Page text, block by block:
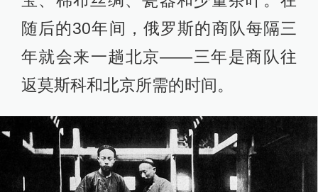
随后的30年间，俄罗斯的商队每隔三
年就会来一趟北京——三年是商队往
返莫斯科和北京所需的时间。